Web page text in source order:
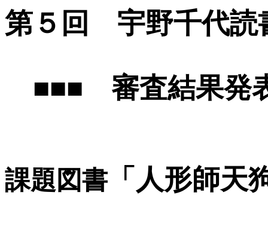
第５回 宇野千代
■■■ 審査結果発
課題図書 「人形師天